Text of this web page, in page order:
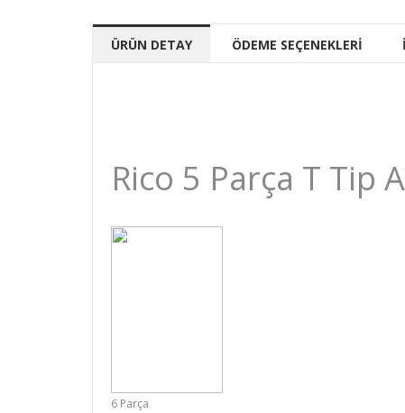
ÜRÜN DETAY ÖDEME SEÇENEKLERİ
Rico 5 Parça T Tip
6 Parça